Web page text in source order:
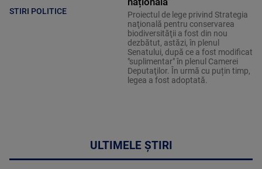
STIRI POLITICE
Proiectul de lege privind Strategia
naţională pentru conservarea
biodiversităţii a fost din nou
dezbătut, astăzi, în plenul
Senatului, după ce a fost modificat
"suplimentar" în plenul Camerei
Deputaţilor. În urmă cu puțin timp,
legea a fost adoptată.
ULTIMELE ȘTIRI